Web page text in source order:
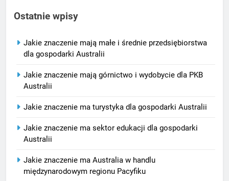
Ostatnie wpisy
Jakie znaczenie mają małe i średnie przedsiębiorstwa
dla gospodarki Australii
Jakie znaczenie mają górnictwo i wydobycie dla PKB
Australii
Jakie znaczenie ma turystyka dla gospodarki Australii
Jakie znaczenie ma sektor edukacji dla gospodarki
Australii
Jakie znaczenie ma Australia w handlu
międzynarodowym regionu Pacyfiku